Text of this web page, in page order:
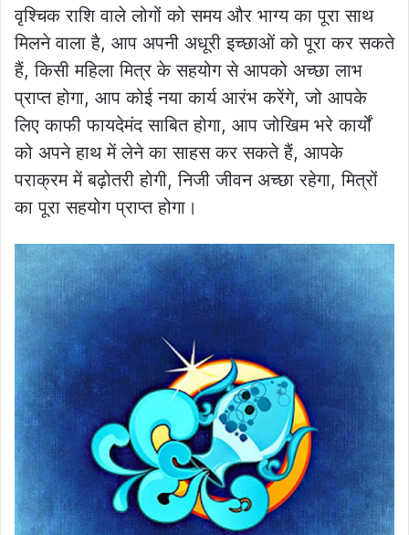
वृश्चिक राशि वाले लोगों को समय और भाग्य का पूरा साथ
मिलने वाला है, आप अपनी अधूरी इच्छाओं को पूरा कर सकते
हैं, किसी महिला मित्र के सहयोग से आपको अच्छा लाभ
प्राप्त होगा, आप कोई नया कार्य आरंभ करेंगे, जो आपके
लिए काफी फायदेमंद साबित होगा, आप जोखिम भरे कार्यों
को अपने हाथ में लेने का साहस कर सकते हैं, आपके
पराक्रम में बढ़ोतरी होगी, निजी जीवन अच्छा रहेगा, मित्रों
का पूरा सहयोग प्राप्त होगा।